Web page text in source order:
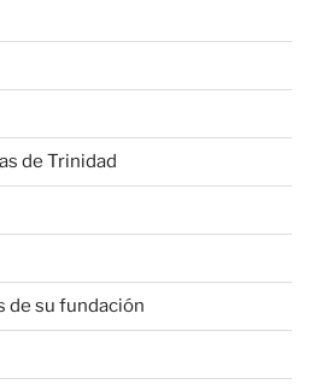
de Trinidad
de su fundación